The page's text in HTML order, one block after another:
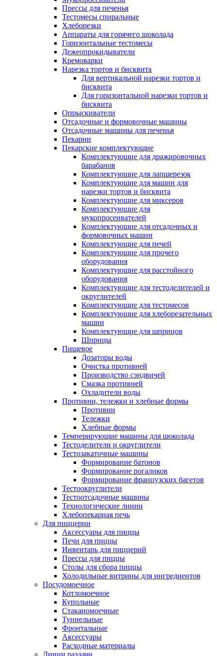
Прессы для печенья
Тестомесы спиральные
Хлеборезки
Аппараты для горячего шоколада
Горизонтальные тестомесы
Дежеопрокидыватели
Кремоварки
Нарезка тортов и бисквита
Для вертикальной нарезки тортов и
бисквита
Для горизонтальной нарезки тортов и
бисквита
Опрыскиватели
Отсадочные и формовочные машины
Отсадочные машины для печенья
Пекарни
Пекарские комплектующие
Комплектующие для дражировочных
барабанов
Комплектующие для лапшерезок
Комплектующие для машин для
нарезки тортов и бисквита
Комплектующие для миксеров
Комплектующие для
мукопросеивателей
Комплектующие для отсадочных и
формовочных машин
Комплектующие для печей
Комплектующие для прочего
оборудования
Комплектующие для расстойного
оборудования
Комплектующие для тестоделителей и
округлителей
Комплектующие для тестомесов
Комплектующие для хлеборезательных
машин
Комплектующие для шприцов
Шприцы
Пищевое
Дозаторы воды
Очистка противней
Производство сэндвичей
Смазка противней
Охладители воды
Противни, тележки и хлебные формы
Противни
Тележки
Хлебные формы
Темперирующие машины для шоколада
Тестоделители и округлители
Тестозакаточные машины
Формирование батонов
Формирование рогаликов
Формирование французских багетов
Тестоокруглители
Тестоотсадочные машины
Технологические линии
Хлебопекарная печь
Для пиццерии
Аксессуары для пиццы
Печи для пиццы
Инвентарь для пиццерий
Прессы для пиццы
Столы для сбора пиццы
Холодильные витрины для ингредиентов
Посудомоечное
Котломоечное
Купольные
Стаканомоечные
Туннельные
Фронтальные
Аксессуары
Расходные материалы
Линии раздачи